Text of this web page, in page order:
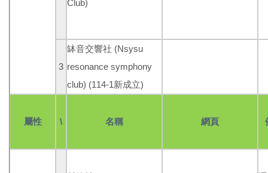
Club)
3
缽音交響社 (Nsysu
resonance symphony
club) (114-1新成立)
屬性 \ 名稱 網頁